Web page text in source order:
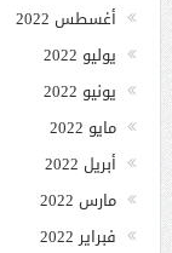
أغسطس 2022
يوليو 2022
يونيو 2022
مايو 2022
أبريل 2022
مارس 2022
فبراير 2022